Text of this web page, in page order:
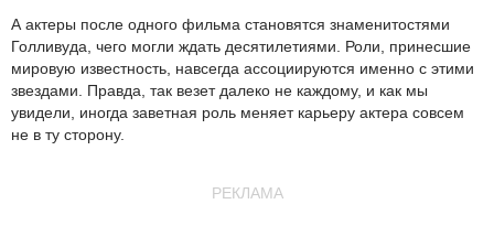
А актеры после одного фильма становятся знаменитостями
Голливуда, чего могли ждать десятилетиями. Роли, принесшие
мировую известность, навсегда ассоциируются именно с этими
звездами. Правда, так везет далеко не каждому, и как мы
увидели, иногда заветная роль меняет карьеру актера совсем
не в ту сторону.
РЕКЛАМА